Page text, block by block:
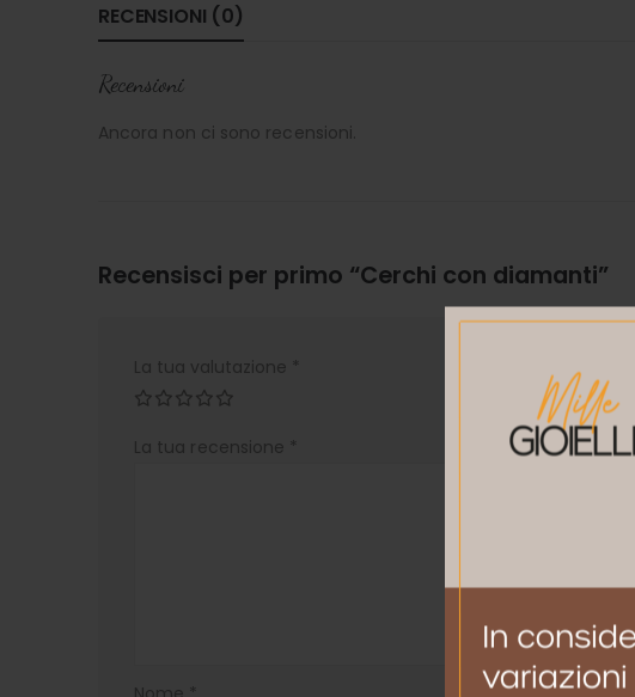
RECENSIONI (0)
Recensioni
Ancora non ci sono recensioni.
Recensisci per primo “Cerchi con diamanti”
La tua valutazione *
La tua recensione *